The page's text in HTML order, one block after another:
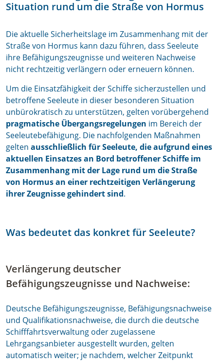
Situation rund um die Straße von Hormus
Die aktuelle Sicherheitslage im Zusammenhang mit der
Straße von Hormus kann dazu führen, dass Seeleute
ihre Befähigungszeugnisse und weiteren Nachweise
nicht rechtzeitig verlängern oder erneuern können.
Um die Einsatzfähigkeit der Schiffe sicherzustellen und
betroffene Seeleute in dieser besonderen Situation
unbürokratisch zu unterstützen, gelten vorübergehend
pragmatische Übergangsregelungen im Bereich der
Seeleutebefähigung. Die nachfolgenden Maßnahmen
gelten ausschließlich für Seeleute, die aufgrund eines
aktuellen Einsatzes an Bord betroffener Schiffe im
Zusammenhang mit der Lage rund um die Straße
von Hormus an einer rechtzeitigen Verlängerung
ihrer Zeugnisse gehindert sind.
Was bedeutet das konkret für Seeleute?
Verlängerung deutscher
Befähigungszeugnisse und Nachweise:
Deutsche Befähigungszeugnisse, Befähigungsnachweise
und Qualifikationsnachweise, die durch die deutsche
Schifffahrtsverwaltung oder zugelassene
Lehrgangsanbieter ausgestellt wurden, gelten
automatisch weiter; je nachdem, welcher Zeitpunkt